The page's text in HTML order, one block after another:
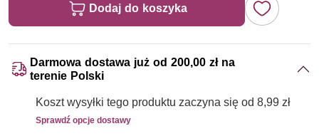
Dodaj do koszyka
Darmowa dostawa już od 200,00 zł na
terenie Polski
Koszt wysyłki tego produktu zaczyna się od 8,99 zł
Sprawdź opcje dostawy